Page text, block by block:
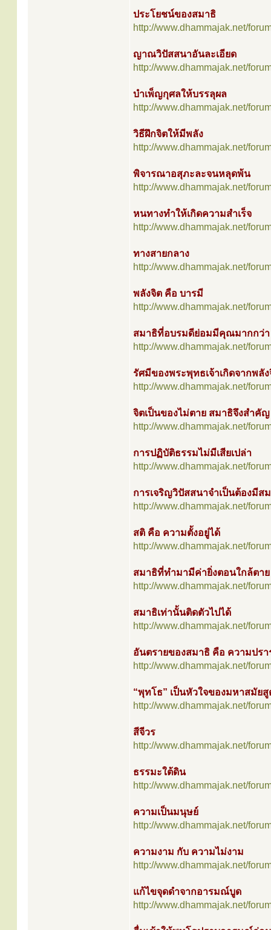
ประโยชน์ของสมาธิ
http://www.dhammajak.net/
ญาณวิปัสสนาอันละเอียด
http://www.dhammajak.net/
บำเพ็ญกุศลให้บรรลุผล
http://www.dhammajak.net/
วิธีฝึกจิตให้มีพลัง
http://www.dhammajak.net/
พิจารณาอสุภะละจนหลุดพ้น
http://www.dhammajak.net/
หนทางทำให้เกิดความสำเร็จ
http://www.dhammajak.net/
ทางสายกลาง
http://www.dhammajak.net/
พลังจิต คือ บารมี
http://www.dhammajak.net/
สมาธิที่อบรมดีย่อมมีคุณมากกว่า
http://www.dhammajak.net/
รัศมีของพระพุทธเจ้าเกิดจากพลัง
http://www.dhammajak.net/
จิตเป็นของไม่ตาย สมาธิจึงสำคัญ
http://www.dhammajak.net/
การปฏิบัติธรรมไม่มีเสียเปล่า
http://www.dhammajak.net/
การเจริญวิปัสสนาจำเป็นต้องมีส
http://www.dhammajak.net/
สติ คือ ความตั้งอยู่ได้
http://www.dhammajak.net/
สมาธิที่ทำมามีค่ายิ่งตอนใกล้ตาย
http://www.dhammajak.net/
สมาธิเท่านั้นติดตัวไปได้
http://www.dhammajak.net/
อันตรายของสมาธิ คือ ความปรา
http://www.dhammajak.net/
“พุทโธ” เป็นหัวใจของมหาสมัยสู
http://www.dhammajak.net/
สีจีวร
http://www.dhammajak.net/
ธรรมะใต้ดิน
http://www.dhammajak.net/
ความเป็นมนุษย์
http://www.dhammajak.net/
ความงาม กับ ความไม่งาม
http://www.dhammajak.net/
แก้ไขจุดดำจากอารมณ์บูด
http://www.dhammajak.net/